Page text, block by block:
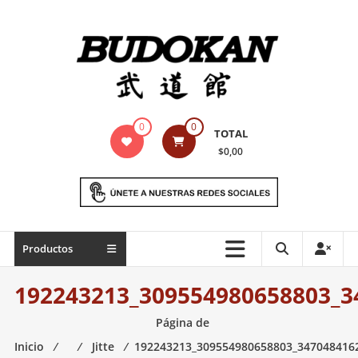
Indumentaria
marciales
Todo
necesario
para
las
0 0 TOTAL
$0,00
Productos
Página de
Inicio
⁄ ⁄ Jitte ⁄